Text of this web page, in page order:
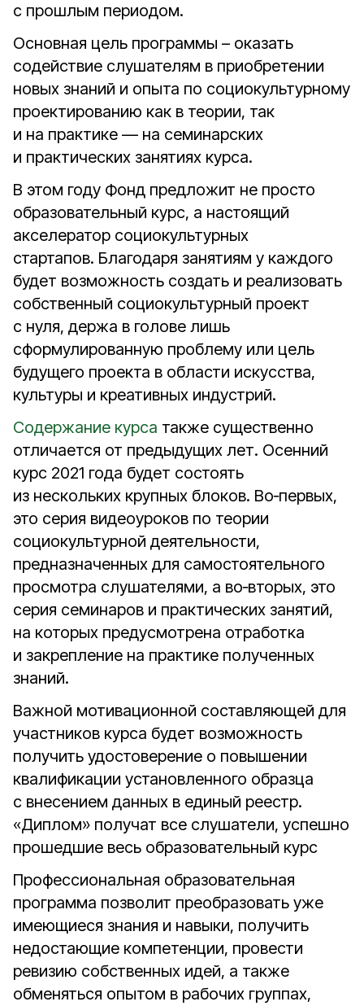
с прошлым периодом.
Основная цель программы – оказать
содействие слушателям в приобретении
новых знаний и опыта по социокультурному
проектированию как в теории, так
и на практике — на семинарских
и практических занятиях курса.
В этом году Фонд предложит не просто
образовательный курс, а настоящий
акселератор социокультурных
стартапов. Благодаря занятиям у каждого
будет возможность создать и реализовать
собственный социокультурный проект
с нуля, держа в голове лишь
сформулированную проблему или цель
будущего проекта в области искусства,
культуры и креативных индустрий.
Содержание курса также существенно
отличается от предыдущих лет. Осенний
курс 2021 года будет состоять
из нескольких крупных блоков. Во‑первых,
это серия видеоуроков по теории
социокультурной деятельности,
предназначенных для самостоятельного
просмотра слушателями, а во‑вторых, это
серия семинаров и практических занятий,
на которых предусмотрена отработка
и закрепление на практике полученных
знаний.
Важной мотивационной составляющей для
участников курса будет возможность
получить удостоверение о повышении
квалификации установленного образца
с внесением данных в единый реестр.
«Диплом» получат все слушатели, успешно
прошедшие весь образовательный курс
Профессиональная образовательная
программа позволит преобразовать уже
имеющиеся знания и навыки, получить
недостающие компетенции, провести
ревизию собственных идей, а также
обменяться опытом в рабочих группах,